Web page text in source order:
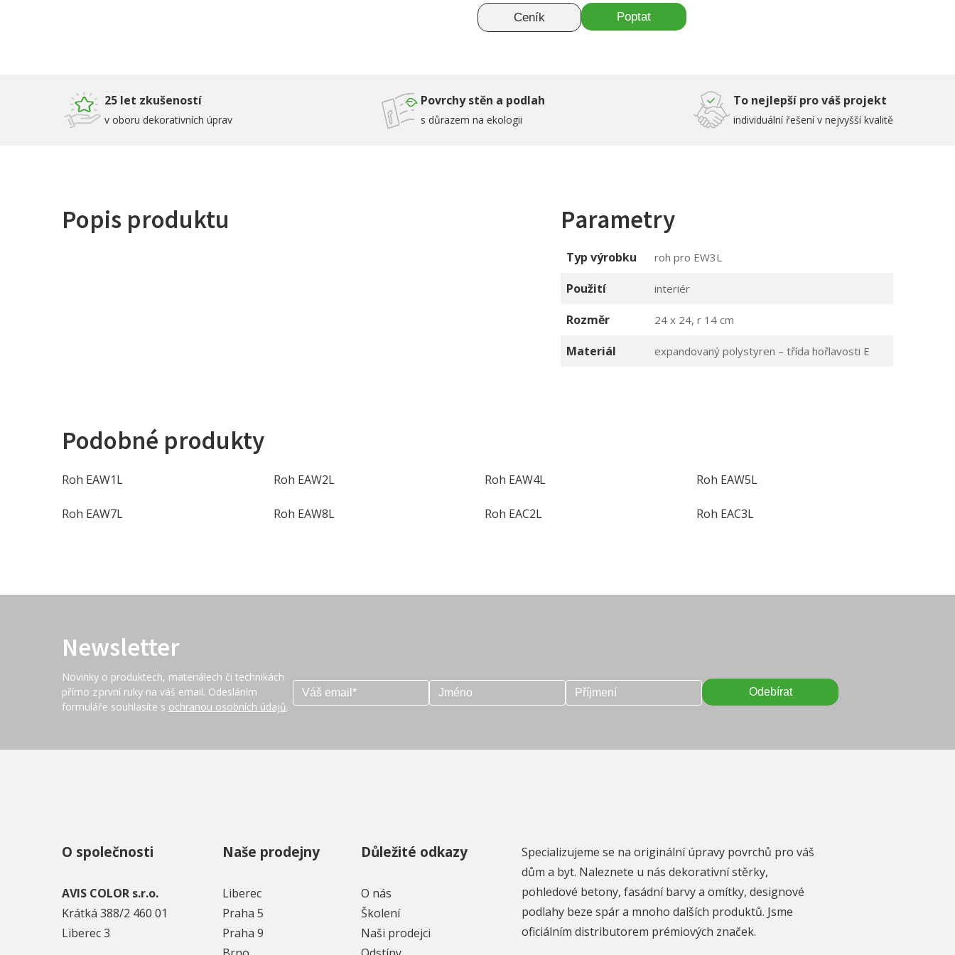
Ceník Poptat
25 let zkušeností
v oboru dekorativních úprav
Povrchy stěn a podlah
s důrazem na ekologii
To nejlepší pro váš projekt
individuální řešení v nejvyšší kvalitě
Popis produktu Parametry
Typ výrobku roh pro EW3L
Použití interiér
Rozměr 24 x 24, r 14 cm
Materiál expandovaný polystyren – třída hořlavosti E
Podobné produkty
Roh EAW1L Roh EAW2L Roh EAW4L Roh EAW5L
Roh EAW7L Roh EAW8L Roh EAC2L Roh EAC3L
Newsletter
Novinky o produktech, materiálech či technikách
přímo z první ruky na váš email. Odesláním
formuláře souhlasíte s ochranou osobních údajů.
O společnosti
AVIS COLOR s.r.o.
Krátká 388/2 460 01
Liberec 3
Naše prodejny
Liberec
Praha 5
Praha 9
Důležité odkazy
O nás
Školení
Naši prodejci
Specializujeme se na originální úpravy povrchů pro váš
dům a byt. Naleznete u nás dekorativní stěrky,
pohledové betony, fasádní barvy a omítky, designové
podlahy beze spár a mnoho dalších produktů. Jsme
oficiálním distributorem prémiových značek.